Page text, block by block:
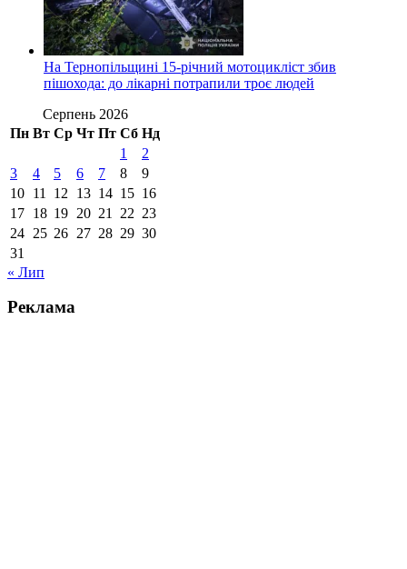
На Тернопільщині 15-річний мотоцикліст збив
пішохода: до лікарні потрапили троє людей
Серпень 2026
Пн Вт Ср Чт Пт Сб Нд
1
2
3
4 5 6 7 8
9
10 11 12 13 14 15 16
17 18 19 20 21 22 23
24 25 26 27 28 29 30
31
« Лип
Реклама